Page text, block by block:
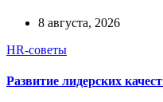
8 августа, 2026
HR-советы
Развитие лидерских